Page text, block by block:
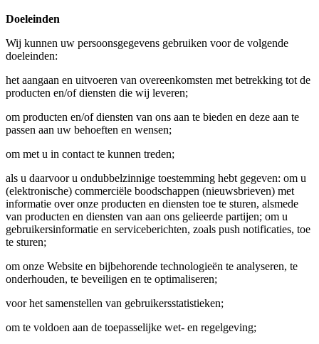
Doeleinden
Wij kunnen uw persoonsgegevens gebruiken voor de volgende
doeleinden:
het aangaan en uitvoeren van overeenkomsten met betrekking tot de
producten en/of diensten die wij leveren;
om producten en/of diensten van ons aan te bieden en deze aan te
passen aan uw behoeften en wensen;
om met u in contact te kunnen treden;
als u daarvoor u ondubbelzinnige toestemming hebt gegeven: om u
(elektronische) commerciële boodschappen (nieuwsbrieven) met
informatie over onze producten en diensten toe te sturen, alsmede
van producten en diensten van aan ons gelieerde partijen; om u
gebruikersinformatie en serviceberichten, zoals push notificaties, toe
te sturen;
om onze Website en bijbehorende technologieën te analyseren, te
onderhouden, te beveiligen en te optimaliseren;
voor het samenstellen van gebruikersstatistieken;
om te voldoen aan de toepasselijke wet- en regelgeving;